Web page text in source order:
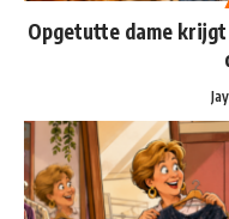
Opgetutte dame
Jay